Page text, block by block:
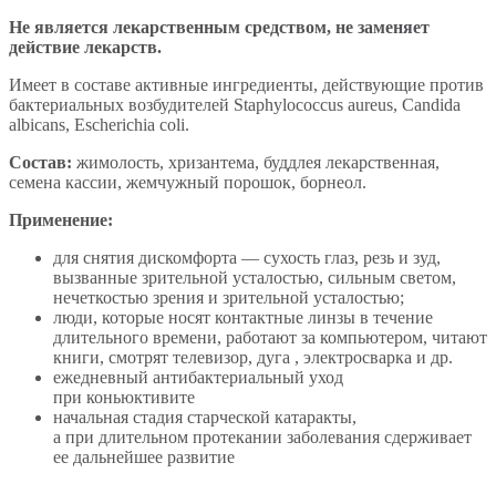
Не является лекарственным средством, не заменяет
действие лекарств.
Имеет в составе активные ингредиенты, действующие против
бактериальных возбудителей Staphylococcus aureus, Candida
albicans, Escherichia coli.
Состав: жимолость, хризантема, буддлея лекарственная,
семена кассии, жемчужный порошок, борнеол.
Применение:
для снятия дискомфорта — сухость глаз, резь и зуд,
вызванные зрительной усталостью, сильным светом,
нечеткостью зрения и зрительной усталостью;
люди, которые носят контактные линзы в течение
длительного времени, работают за компьютером, читают
книги, смотрят телевизор, дуга , электросварка и др.
ежедневный антибактериальный уход
при коньюктивите
начальная стадия старческой катаракты,
а при длительном протекании заболевания сдерживает
ее дальнейшее развитие